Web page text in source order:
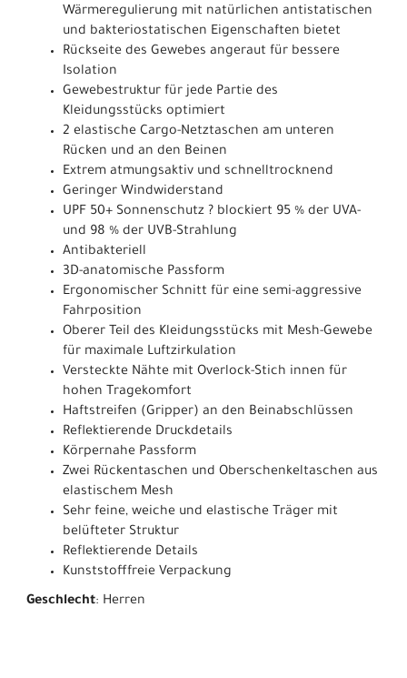
Wärmeregulierung mit natürlichen antistatischen
und bakteriostatischen Eigenschaften bietet
Rückseite des Gewebes angeraut für bessere
Isolation
Gewebestruktur für jede Partie des
Kleidungsstücks optimiert
2 elastische Cargo-Netztaschen am unteren
Rücken und an den Beinen
Extrem atmungsaktiv und schnelltrocknend
Geringer Windwiderstand
UPF 50+ Sonnenschutz ? blockiert 95 % der UVA-
und 98 % der UVB-Strahlung
Antibakteriell
3D-anatomische Passform
Ergonomischer Schnitt für eine semi-aggressive
Fahrposition
Oberer Teil des Kleidungsstücks mit Mesh-Gewebe
für maximale Luftzirkulation
Versteckte Nähte mit Overlock-Stich innen für
hohen Tragekomfort
Haftstreifen (Gripper) an den Beinabschlüssen
Reflektierende Druckdetails
Körpernahe Passform
Zwei Rückentaschen und Oberschenkeltaschen aus
elastischem Mesh
Sehr feine, weiche und elastische Träger mit
belüfteter Struktur
Reflektierende Details
Kunststofffreie Verpackung
Geschlecht: Herren